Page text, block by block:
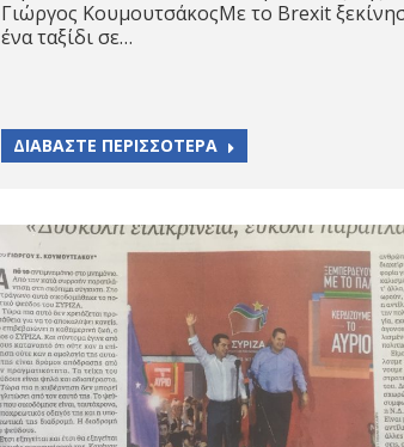
Γιώργος ΚουμουτσάκοςΜε το Brexit
ένα ταξίδι σε…
ΔΙΑΒΑΣΤΕ ΠΕΡΙΣΣΟΤΕΡΑ